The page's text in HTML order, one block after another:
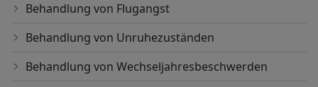
Behandlung von Flugangst
Behandlung von Unruhezuständen
Behandlung von Wechseljahresbeschwerden